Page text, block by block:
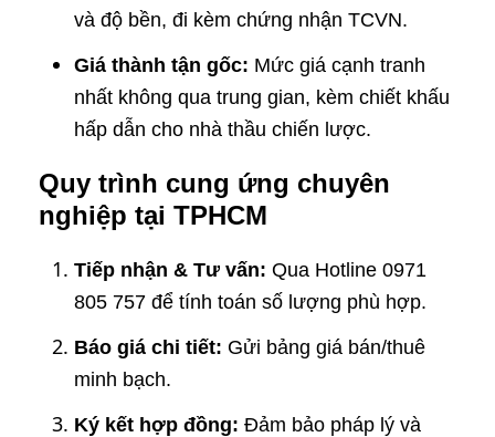
và độ bền, đi kèm chứng nhận TCVN.
Giá thành tận gốc: Mức giá cạnh tranh
nhất không qua trung gian, kèm chiết khấu
hấp dẫn cho nhà thầu chiến lược.
Quy trình cung ứng chuyên
nghiệp tại TPHCM
Tiếp nhận & Tư vấn: Qua Hotline 0971
805 757 để tính toán số lượng phù hợp.
Báo giá chi tiết: Gửi bảng giá bán/thuê
minh bạch.
Ký kết hợp đồng: Đảm bảo pháp lý và